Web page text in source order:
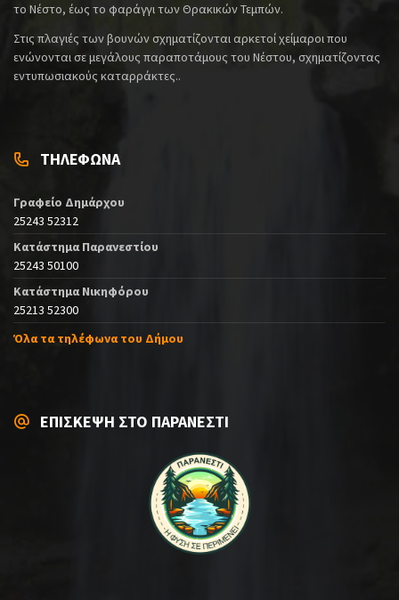
το Νέστο, έως το φαράγγι των Θρακικών Τεμπών.
Στις πλαγιές των βουνών σχηματίζονται αρκετοί χείμαροι που
ενώνονται σε μεγάλους παραποτάμους του Νέστου, σχηματίζοντας
εντυπωσιακούς καταρράκτες..
ΤΗΛΕΦΩΝΑ
Γραφείο Δημάρχου
25243 52312
Κατάστημα Παρανεστίου
25243 50100
Κατάστημα Νικηφόρου
25213 52300
Όλα τα τηλέφωνα του Δήμου
ΕΠΙΣΚΕΨΗ ΣΤΟ ΠΑΡΑΝΕΣΤΙ